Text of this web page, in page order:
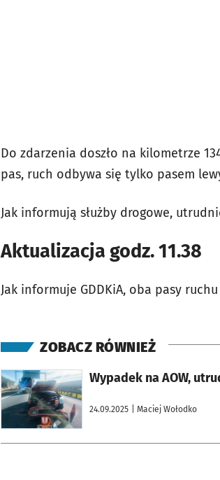
Do zdarzenia doszło na kilometrze
pas, ruch odbywa się tylko pasem
Jak informują służby drogowe,
Aktualizacja godz. 11.38
Jak informuje GDDKiA, oba pasy
ZOBACZ RÓWNIEŻ
Wypadek na AOW,
24.09.2025 | Maciej Wołodko
otworzy się w nowej karcie